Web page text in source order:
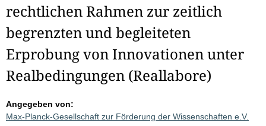
rechtlichen Rahmen zur zeitlich
begrenzten und begleiteten
Erprobung von Innovationen unter
Realbedingungen (Reallabore)
Angegeben von:
Max-Planck-Gesellschaft zur Förderung der Wissenschaften e.V.